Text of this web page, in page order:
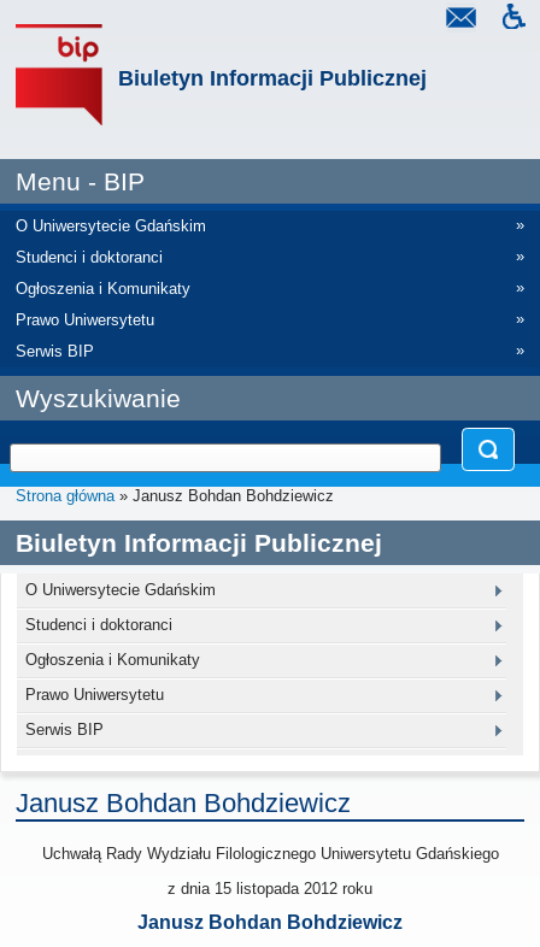
Biuletyn Informacji Publicznej
Menu - BIP
O Uniwersytecie Gdańskim
»
Studenci i doktoranci
»
Ogłoszenia i Komunikaty
»
Prawo Uniwersytetu
»
Serwis BIP
»
Wyszukiwanie
Strona główna» Janusz Bohdan Bohdziewicz
Biuletyn Informacji Publicznej
O Uniwersytecie Gdańskim
Studenci i doktoranci
Ogłoszenia i Komunikaty
Prawo Uniwersytetu
Serwis BIP
Janusz Bohdan Bohdziewicz
Uchwałą Rady Wydziału Filologicznego Uniwersytetu Gdańskiego
z dnia 15 listopada 2012 roku
Janusz Bohdan Bohdziewicz